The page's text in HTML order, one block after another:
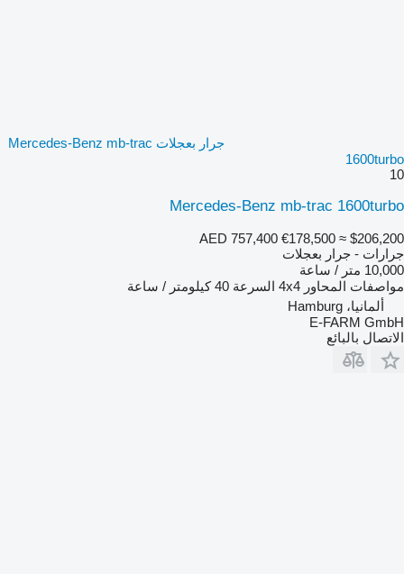
جرار بعجلات Mercedes-Benz mb-trac
1600turbo
10
Mercedes-Benz mb-trac 1600turbo
AED 757,400 €178,500 ≈ $206,200
جرارات - جرار بعجلات
10,000 متر / ساعة
مواصفات المحاور 4x4 السرعة 40 كيلومتر / ساعة
ألمانيا، Hamburg
E-FARM GmbH
الاتصال بالبائع